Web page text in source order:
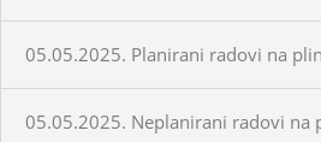
05.05.2025. Planirani radovi na
05.05.2025. Neplanirani radovi na